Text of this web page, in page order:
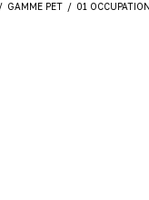
/ GAMME PET / 01